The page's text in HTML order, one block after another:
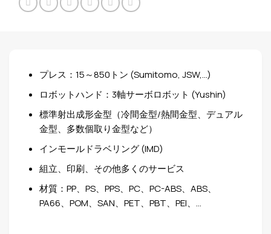
プレス：15～850トン (Sumitomo, JSW,…)
ロボットハンド：3軸サーボロボット (Yushin)
標準射出成形金型（冷間金型/熱間金型、デュアル
金型、多数個取り金型など）
インモールドラベリング (IMD)
組立、印刷、その他多くのサービス
材質：PP、PS、PPS、PC、PC-ABS、ABS、
PA66、POM、SAN、PET、PBT、PEI、…